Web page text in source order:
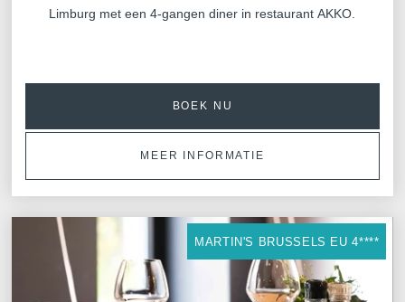
Limburg met een 4-gangen diner in restaurant AKKO.
BOEK NU
MEER INFORMATIE
MARTIN'S BRUSSELS EU 4****